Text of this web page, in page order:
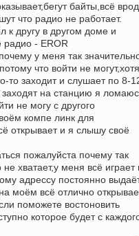
байты,всё
что радио не работает.
к другу в другом доме и
радио - EROR
у меня так
что войти не могут,хотя
то заходит и слушает по 8-
заходят на станцию я
не могу с другого
компе линк для
открывает и я слышу своё
пожалуйста почему так
хватает,у меня всё играет
адрессу постоянно
моём всё отлично
поможете востоновить
которое будет с